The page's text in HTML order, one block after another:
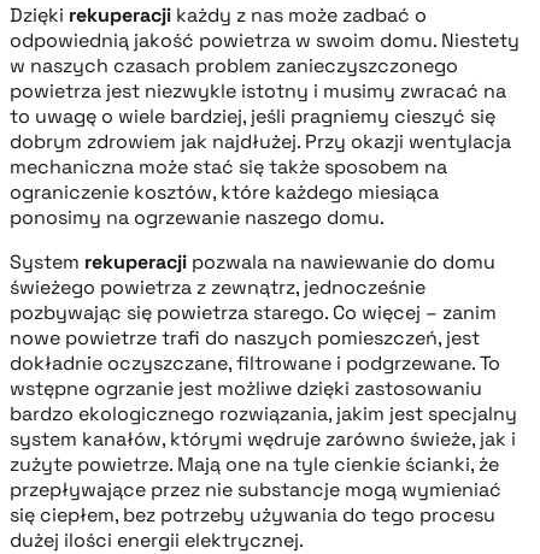
Dzięki rekuperacji każdy z nas może zadbać o
odpowiednią jakość powietrza w swoim domu. Niestety
w naszych czasach problem zanieczyszczonego
powietrza jest niezwykle istotny i musimy zwracać na
to uwagę o wiele bardziej, jeśli pragniemy cieszyć się
dobrym zdrowiem jak najdłużej. Przy okazji wentylacja
mechaniczna może stać się także sposobem na
ograniczenie kosztów, które każdego miesiąca
ponosimy na ogrzewanie naszego domu.
System rekuperacji pozwala na nawiewanie do domu
świeżego powietrza z zewnątrz, jednocześnie
pozbywając się powietrza starego. Co więcej – zanim
nowe powietrze trafi do naszych pomieszczeń, jest
dokładnie oczyszczane, filtrowane i podgrzewane. To
wstępne ogrzanie jest możliwe dzięki zastosowaniu
bardzo ekologicznego rozwiązania, jakim jest specjalny
system kanałów, którymi wędruje zarówno świeże, jak i
zużyte powietrze. Mają one na tyle cienkie ścianki, że
przepływające przez nie substancje mogą wymieniać
się ciepłem, bez potrzeby używania do tego procesu
dużej ilości energii elektrycznej.